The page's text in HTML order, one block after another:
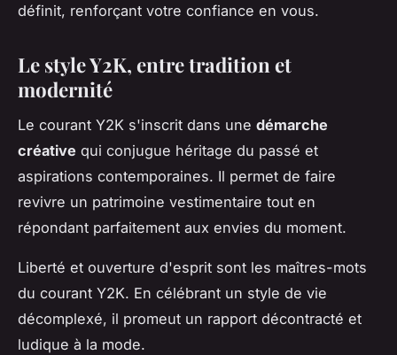
définit, renforçant votre confiance en vous.
Le style Y2K, entre tradition et
modernité
Le courant Y2K s'inscrit dans une démarche
créative qui conjugue héritage du passé et
aspirations contemporaines. Il permet de faire
revivre un patrimoine vestimentaire tout en
répondant parfaitement aux envies du moment.
Liberté et ouverture d'esprit sont les maîtres-mots
du courant Y2K. En célébrant un style de vie
décomplexé, il promeut un rapport décontracté et
ludique à la mode.